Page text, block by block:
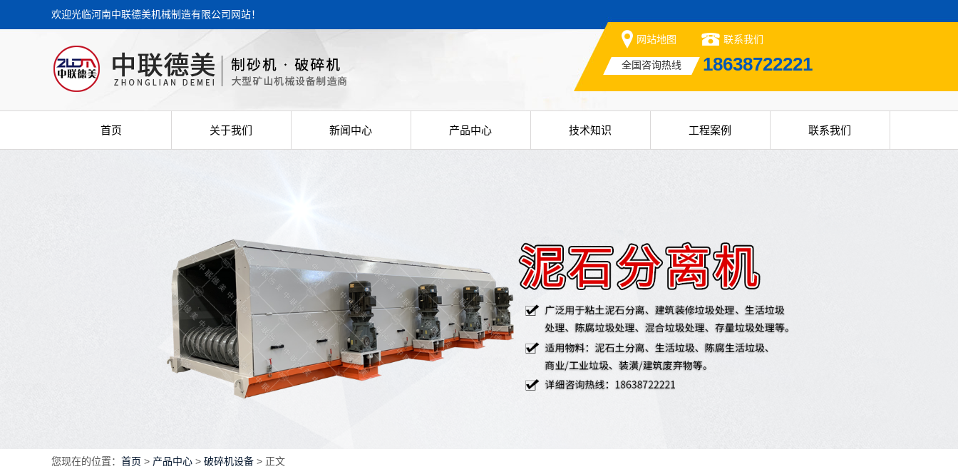
欢迎光临河南中联德美机械制造有限公司网站！
网站地图 联系我们
全国咨询热线 18638722221
首页 关于我们 新闻中心 产品中心 技术知识 工程案例 联系我们
您现在的位置： 首页 > 产品中心 > 破碎机设备 > 正文